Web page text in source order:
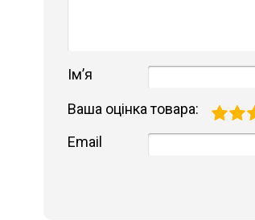
Імʼя
Ваша оцінка товара:
Email